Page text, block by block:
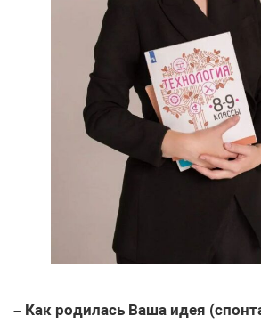
– Как родилась Ваша идея